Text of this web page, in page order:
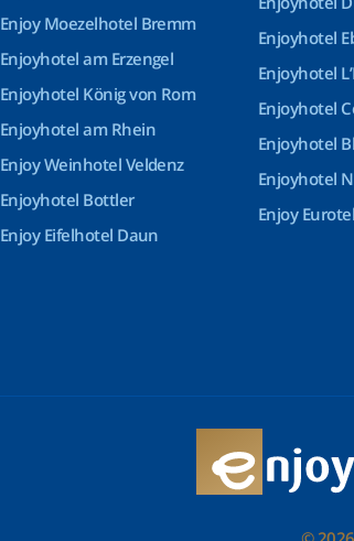
Enjoy Moezelhotel Bremm
Enjoyhotel am Erzengel
Enjoyhotel König von Rom
Enjoyhotel am Rhein
Enjoy Weinhotel Veldenz
Enjoyhotel Bottler
Enjoy Eifelhotel Daun
Enjoyhotel
Enjoyhotel
Enjoyhotel
Enjoyhotel
Enjoyhotel
Enjoy